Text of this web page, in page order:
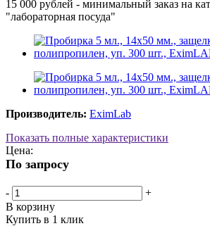
15 000 рублей - минимальный заказ на
"лабораторная посуда"
Производитель: EximLab
Показать полные характеристики
Цена:
По запросу
-
+
В корзину
Купить в 1 клик